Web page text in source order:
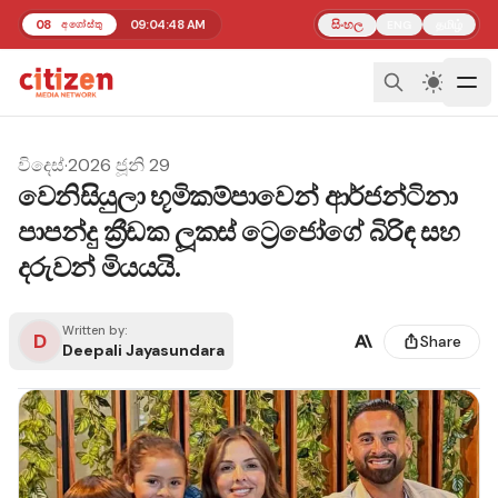
08 අගෝස්තු 09:04:48 AM සිංහල
විදෙස්·2026 ජූනි 29
වෙනිසියුලා භූමිකම්පාවෙන් ආර්ජන්ටිනා
පාපන්දු ක්‍රීඩක ලූකස් ට්‍රෙජෝගේ බිරිඳ සහ
දරුවන් මියයයි.
D Written by:
Deepali Jayasundara Share